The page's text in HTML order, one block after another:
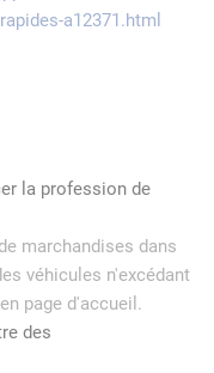
a12371.html
la profession de
marchandises dans
véhicules n'excédant
page d'accueil.
des